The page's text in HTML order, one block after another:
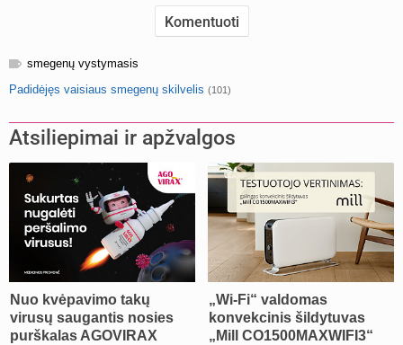
smegenų vystymasis
Padidėjęs vaisiaus smegenų skilvelis (101)
Atsiliepimai ir apžvalgos
Nuo kvėpavimo takų
virusų saugantis nosies
purškalas AGOVIRAX
„Wi-Fi“ valdomas
konvekcinis šildytuvas
„Mill CO1500MAXWIFI3“